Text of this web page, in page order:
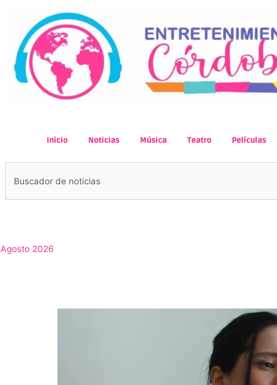
Inicio Noticias Música Teatro Películas
Agosto 2026